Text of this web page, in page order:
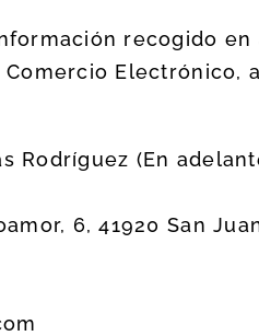
recogido
Rodríguez (En
6, 41920 San